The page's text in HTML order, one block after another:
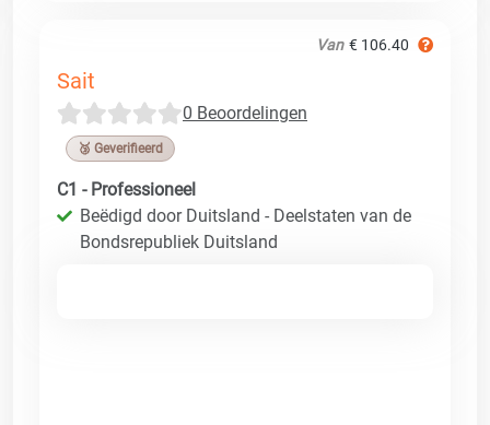
Van € 106.40
Sait
0 Beoordelingen
🥉 Geverifieerd
C1 - Professioneel
Beëdigd door Duitsland - Deelstaten van de
Bondsrepubliek Duitsland